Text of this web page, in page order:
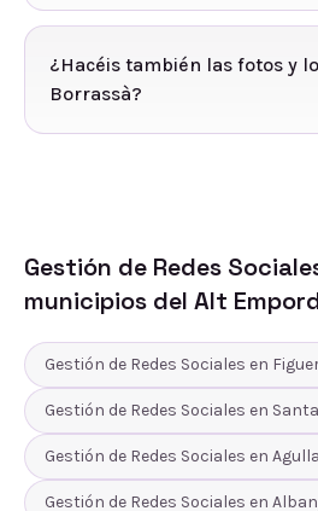
¿Hacéis también las fotos y
Borrassà?
Gestión de Redes
municipios del Alt
Gestión de Redes Sociales en
Gestión de Redes Sociales en
Gestión de Redes Sociales en
Gestión de Redes Sociales en